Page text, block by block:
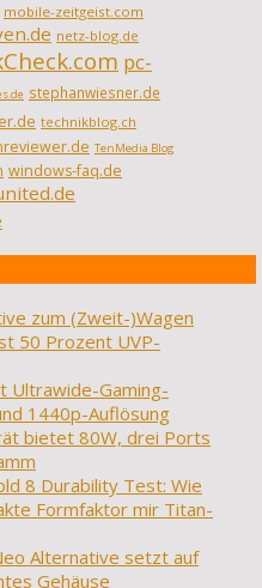
mobile-zeitgeist.com
netz-blog.de
pc-
stephanwiesner.de
technikblog.ch
TenMedia Blog
windows-faq.de
zum (Zweit-)Wagen
50 Prozent UVP-
Ultrawide-Gaming-
1440p-Auflösung
bietet 80W, drei Ports
8 Durability Test: Wie
Formfaktor mir Titan-
Alternative setzt auf
Gehäuse